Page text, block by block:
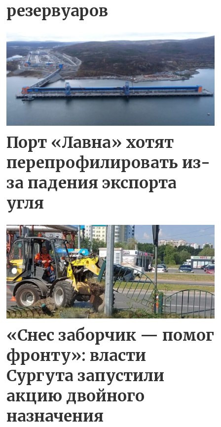
резервуаров
Порт «Лавна» хотят
перепрофилировать из-
за падения экспорта
угля
«Снес заборчик — помог
фронту»: власти
Сургута запустили
акцию двойного
назначения